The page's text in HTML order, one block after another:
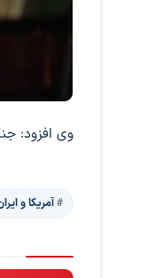
وی افزود:
آمریکا و